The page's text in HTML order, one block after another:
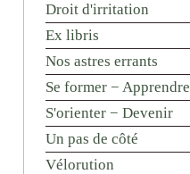
Droit d'irritation
Ex libris
Nos astres errants
Se former − Apprendre
S'orienter − Devenir
Un pas de côté
Vélorution